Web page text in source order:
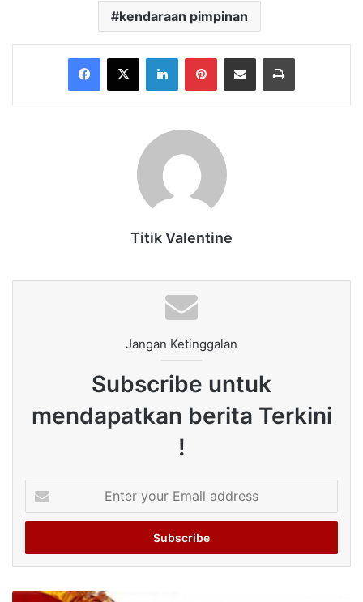
kendaraan pimpinan
Facebook
X LinkedInPinterestShare via Email Print
Titik Valentine
Jangan Ketinggalan
Subscribe untuk
mendapatkan berita Terkini
!
your
Email